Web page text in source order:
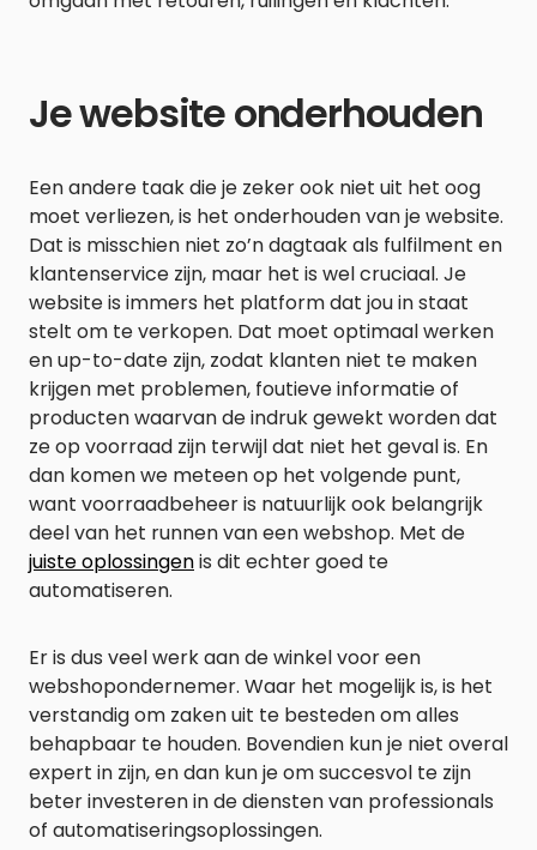
Je website onderhouden
Een andere taak die je zeker ook niet uit het oog
moet verliezen, is het onderhouden van je website.
Dat is misschien niet zo’n dagtaak als fulfilment en
klantenservice zijn, maar het is wel cruciaal. Je
website is immers het platform dat jou in staat
stelt om te verkopen. Dat moet optimaal werken
en up-to-date zijn, zodat klanten niet te maken
krijgen met problemen, foutieve informatie of
producten waarvan de indruk gewekt worden dat
ze op voorraad zijn terwijl dat niet het geval is. En
dan komen we meteen op het volgende punt,
want voorraadbeheer is natuurlijk ook belangrijk
deel van het runnen van een webshop. Met de
juiste oplossingenis dit echter goed te
automatiseren.
Er is dus veel werk aan de winkel voor een
webshopondernemer. Waar het mogelijk is, is het
verstandig om zaken uit te besteden om alles
behapbaar te houden. Bovendien kun je niet overal
expert in zijn, en dan kun je om succesvol te zijn
beter investeren in de diensten van professionals
of automatiseringsoplossingen.